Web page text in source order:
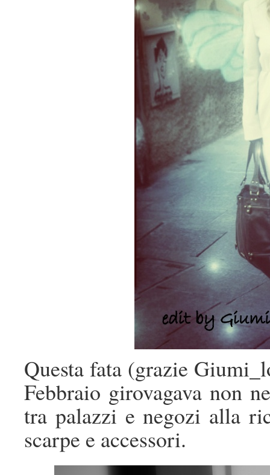
Questa fata (grazie
Febbraio girovagava non
tra palazzi e negozi alla
scarpe e accessori.